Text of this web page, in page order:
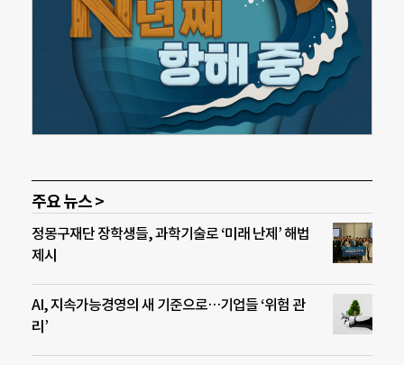
주요 뉴스 >
정몽구재단 장학생들, 과학기술로 ‘미래 난제’ 해법
제시
AI, 지속가능경영의 새 기준으로…기업들 ‘위험 관
리’